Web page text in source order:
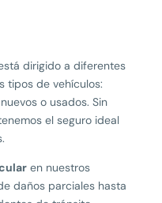
dirigido a diferentes
tipos de vehículos:
o usados. Sin
el seguro ideal
en nuestros
daños parciales hasta